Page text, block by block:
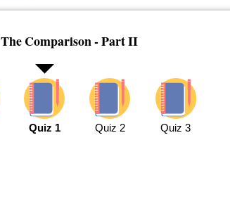
The Comparison - Part II
Quiz 1 Quiz 2 Quiz 3